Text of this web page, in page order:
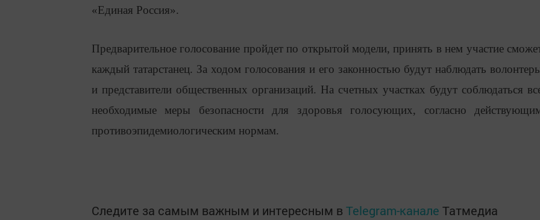
«Единая Россия».
Предварительное голосование пройдет по открытой модели, принять в нем участие
каждый татарстанец. За ходом голосования и его законностью будут наблюдать
и представители общественных организаций. На счетных участках будут соблюдаться
необходимые меры безопасности для здоровья голосующих, согласно
противоэпидемиологическим нормам.
Следите за самым важным и интересным в Telegram-канале Татмедиа